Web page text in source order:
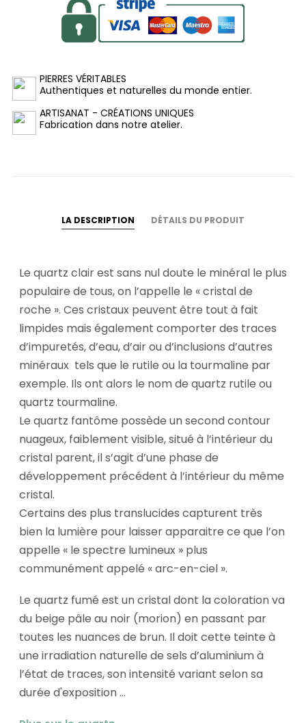
PIERRES VÉRITABLES
Authentiques et naturelles du monde entier.
ARTISANAT - CRÉATIONS UNIQUES
Fabrication dans notre atelier.
LA DESCRIPTION DÉTAILS DU PRODUIT
Le quartz clair est sans nul doute le minéral le plus
populaire de tous, on l’appelle le « cristal de
roche ». Ces cristaux peuvent être tout à fait
limpides mais également comporter des traces
d’impuretés, d’eau, d’air ou d’inclusions d’autres
minéraux tels que le rutile ou la tourmaline par
exemple. Ils ont alors le nom de quartz rutile ou
quartz tourmaline.
Le quartz fantôme possède un second contour
nuageux, faiblement visible, situé à l’intérieur du
cristal parent, il s’agit d’une phase de
développement précédent à l’intérieur du même
cristal.
Certains des plus translucides capturent très
bien la lumière pour laisser apparaitre ce que l’on
appelle « le spectre lumineux » plus
communément appelé « arc-en-ciel ».
Le quartz fumé est un cristal dont la coloration va
du beige pâle au noir (morion) en passant par
toutes les nuances de brun. Il doit cette teinte à
une irradiation naturelle de sels d’aluminium à
l’état de traces, son intensité variant selon sa
durée d'exposition ...